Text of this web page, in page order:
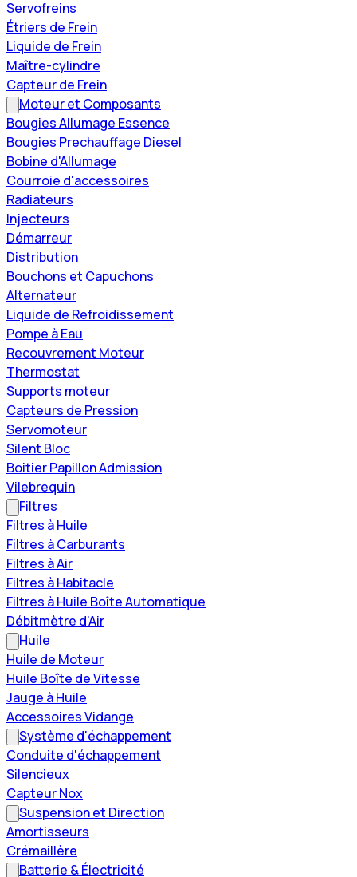
Servofreins
Étriers de Frein
Liquide de Frein
Maître-cylindre
Capteur de Frein
Moteur et Composants
Bougies Allumage Essence
Bougies Prechauffage Diesel
Bobine d'Allumage
Courroie d'accessoires
Radiateurs
Injecteurs
Démarreur
Distribution
Bouchons et Capuchons
Alternateur
Liquide de Refroidissement
Pompe à Eau
Recouvrement Moteur
Thermostat
Supports moteur
Capteurs de Pression
Servomoteur
Silent Bloc
Boitier Papillon Admission
Vilebrequin
Filtres
Filtres à Huile
Filtres à Carburants
Filtres à Air
Filtres à Habitacle
Filtres à Huile Boîte Automatique
Débitmètre d'Air
Huile
Huile de Moteur
Huile Boîte de Vitesse
Jauge à Huile
Accessoires Vidange
Système d'échappement
Conduite d'échappement
Silencieux
Capteur Nox
Suspension et Direction
Amortisseurs
Crémaillère
Batterie & Électricité